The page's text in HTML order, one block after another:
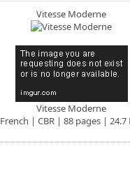
Vitesse Moderne
Vitesse Moderne
French | CBR | 88 pages | 24.7